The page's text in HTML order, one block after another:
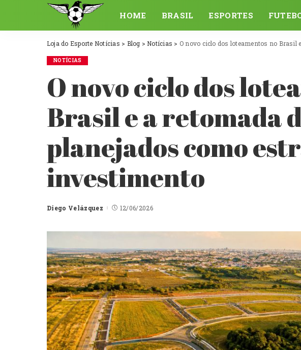
HOME BRASIL ESPORTES
Loja do Esporte Notícias > Blog > Notícias > O novo ciclo dos loteamentos no Brasil e a
NOTÍCIAS
O novo ciclo dos
Brasil e a retomada
planejados como
investimento
Posted
Diego Velázquez 12/06/2026